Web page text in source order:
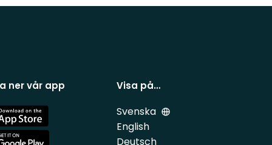
ner vår app Visa på…
Svenska
English
Deutsch